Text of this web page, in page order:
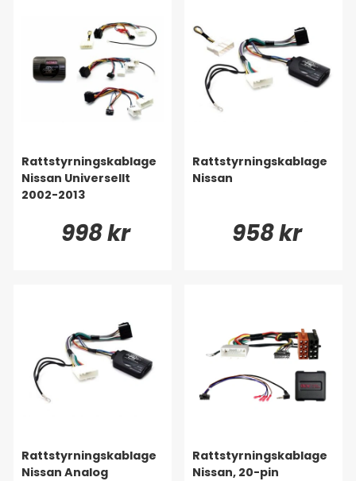
Rattstyrningskablage
Nissan Universellt
2002-2013
998 kr
Rattstyrningskablage
Nissan
958 kr
Rattstyrningskablage
Nissan Analog
Rattstyrningskablage
Nissan, 20-pin